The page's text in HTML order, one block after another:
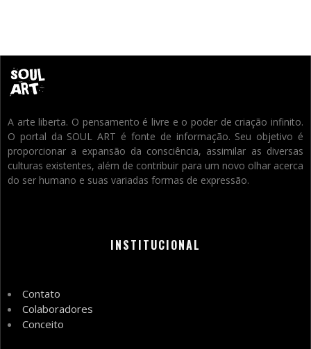
A arte liberta. O pensamento é livre e o poder de criação infinito.
O portal da SOUL ART é fonte de informação. Seu objetivo é
proporcionar a expansão da consciência, assimilar as diversas
culturas existentes, além de contribuir para um novo olhar acerca
do ser humano e suas variadas formas de expressão.
INSTITUCIONAL
Contato
Colaboradores
Conceito